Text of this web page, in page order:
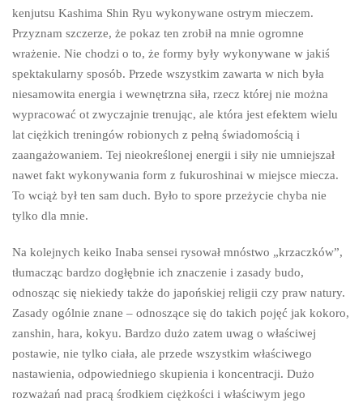
kenjutsu Kashima Shin Ryu wykonywane ostrym mieczem.
Przyznam szczerze, że pokaz ten zrobił na mnie ogromne
wrażenie. Nie chodzi o to, że formy były wykonywane w jakiś
spektakularny sposób. Przede wszystkim zawarta w nich była
niesamowita energia i wewnętrzna siła, rzecz której nie można
wypracować ot zwyczajnie trenując, ale która jest efektem wielu
lat ciężkich treningów robionych z pełną świadomością i
zaangażowaniem. Tej nieokreślonej energii i siły nie umniejszał
nawet fakt wykonywania form z fukuroshinai w miejsce miecza.
To wciąż był ten sam duch. Było to spore przeżycie chyba nie
tylko dla mnie.
Na kolejnych keiko Inaba sensei rysował mnóstwo „krzaczków”,
tłumacząc bardzo dogłębnie ich znaczenie i zasady budo,
odnosząc się niekiedy także do japońskiej religii czy praw natury.
Zasady ogólnie znane – odnoszące się do takich pojęć jak kokoro,
zanshin, hara, kokyu. Bardzo dużo zatem uwag o właściwej
postawie, nie tylko ciała, ale przede wszystkim właściwego
nastawienia, odpowiedniego skupienia i koncentracji. Dużo
rozważań nad pracą środkiem ciężkości i właściwym jego